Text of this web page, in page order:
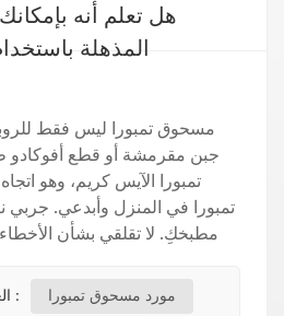
هل تعلم أنه
المذهلة
جبن مقرمشة أو قطع أفوكادو
تمبورا الآيس كريم، وهو
تمبورا في المنزل وأبدعي. جربي
مطبخكِ. لا تقلقي بشأن
العلامات الساخنة : مورد مسحوق تمبورا